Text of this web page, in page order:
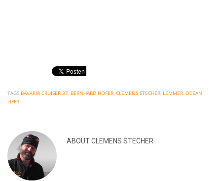
TAGS BAVARIA CRUISER 37, BERNHARD HOFER, CLEMENS STECHER, LEMMER, OCEAN
LIFE1
ABOUTCLEMENS STECHER